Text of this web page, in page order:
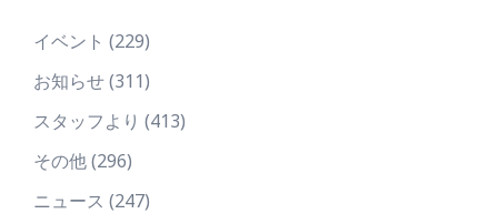
イベント (229)
お知らせ(311)
スタッフより (413)
その他(296)
ニュース (247)